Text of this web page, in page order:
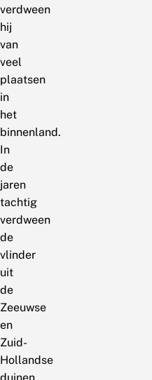
verdween
hij
van
veel
plaatsen
in
het
binnenland.
In
de
jaren
tachtig
verdween
de
vlinder
uit
de
Zeeuwse
en
Zuid-
Hollandse